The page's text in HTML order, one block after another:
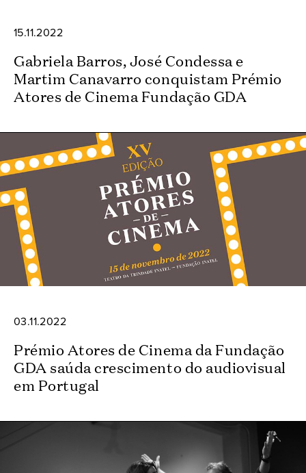
15.11.2022
Gabriela Barros, José Condessa e
Martim Canavarro conquistam Prémio
Atores de Cinema Fundação GDA
03.11.2022
Prémio Atores de Cinema da Fundação
GDA saúda crescimento do audiovisual
em Portugal